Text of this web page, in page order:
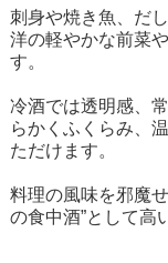
刺身や焼き魚、だ
洋の軽やかな前菜
す。
冷酒では透明感、
らかくふくらみ、
ただけます。
料理の風味を邪魔
の食中酒”として高